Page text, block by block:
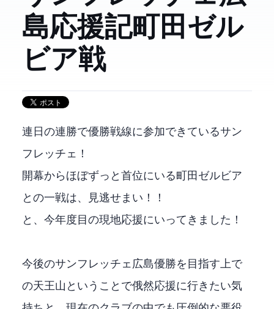
島応援記 2024/09/28 FC町田ゼル
ビア戦
連日の連勝で優勝戦線に参加できているサン
フレッチェ！
開幕からほぼずっと首位にいるFC町田ゼルビア
との一戦は、見逃せまい！！
と、今年3度目の現地応援にいってきました！
今後のサンフレッチェ広島J1優勝を目指す上で
の天王山ということで俄然応援に行きたい気